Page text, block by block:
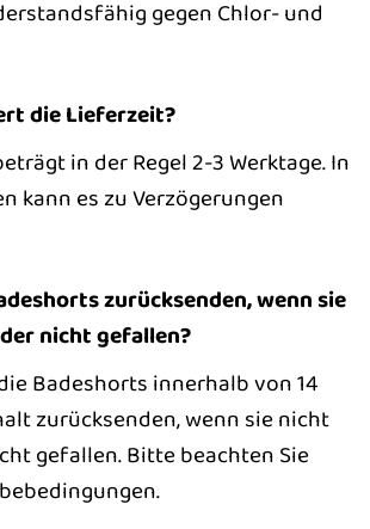
gegen Chlor- und
die Lieferzeit?
in der Regel 2-3 Werktage. In
kann es zu Verzögerungen
zurücksenden, wenn sie
nicht gefallen?
Badeshorts innerhalb von 14
zurücksenden, wenn sie nicht
gefallen. Bitte beachten Sie